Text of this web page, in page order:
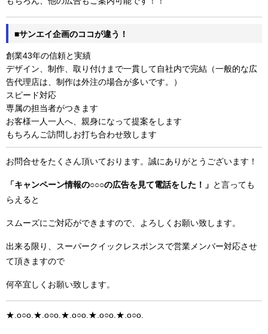
■サンエイ企画のココが違う！
創業43年の信頼と実績
デザイン、制作、取り付けまで一貫して自社内で完結（一般的な広
告代理店は、制作は外注の場合が多いです。）
スピード対応
専属の担当者がつきます
お客様一人一人へ、親身になって提案をします
もちろんご訪問しお打ち合わせ致します
お問合せをたくさん頂いております。誠にありがとうございます！
「キャンペーン情報の○○○の広告を見て電話をした！」 と言っても
らえると
スムーズにご対応ができますので、よろしくお願い致します。
出来る限り、スーパークイックレスポンスで営業メンバー対応させ
て頂きますので
何卒宜しくお願い致します。
★.o○o.★.o○o.★.o○o.★.o○o.★.o○o.